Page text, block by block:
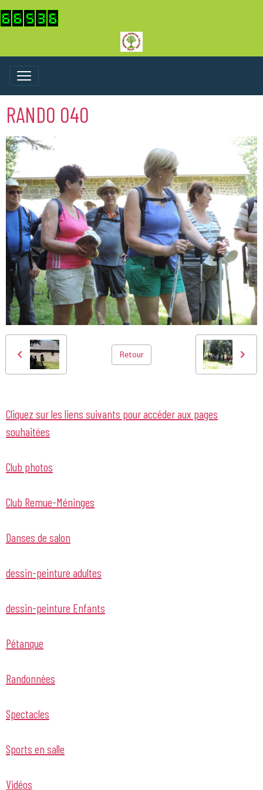
RANDO 040
Retour
Cliquez sur les liens suivants pour accéder aux pages
souhaitées
Club photos
Club Remue-Méninges
Danses de salon
dessin-peinture adultes
dessin-peinture Enfants
Pétanque
Randonnées
Spectacles
Sports en salle
Vidéos